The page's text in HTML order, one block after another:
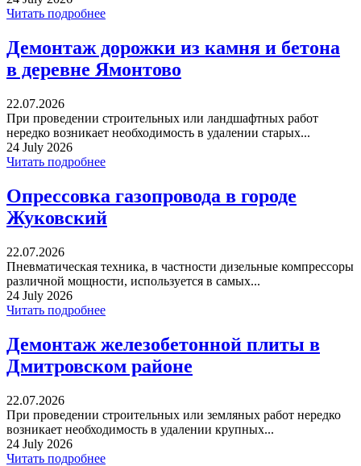
Читать подробнее
Демонтаж дорожки из камня и бетона
в деревне Ямонтово
22.07.2026
При проведении строительных или ландшафтных работ
нередко возникает необходимость в удалении старых...
24 July 2026
Читать подробнее
Опрессовка газопровода в городе
Жуковский
22.07.2026
Пневматическая техника, в частности дизельные компрессоры
различной мощности, используется в самых...
24 July 2026
Читать подробнее
Демонтаж железобетонной плиты в
Дмитровском районе
22.07.2026
При проведении строительных или земляных работ нередко
возникает необходимость в удалении крупных...
24 July 2026
Читать подробнее